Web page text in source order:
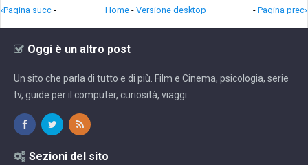
‹Pagina succ - - Pagina prec›
Home - Versione desktop
Oggi è un altro post
Un sito che parla di tutto e di più. Film e Cinema, psicologia, serie
tv, guide per il computer, curiosità, viaggi.
Sezioni del sito